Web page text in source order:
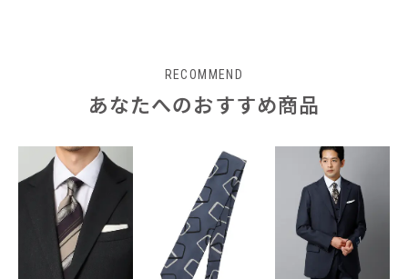
RECOMMEND
あなたへのおすすめ商品